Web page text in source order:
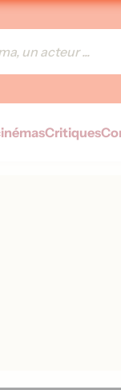
Critiques